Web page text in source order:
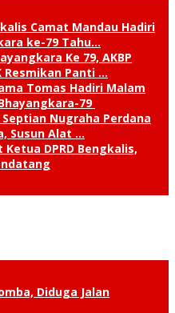
Camat Mandau Hadiri
ke-79 Tahu…
Ke 79, AKBP
Resmikan Panti …
Tomas Hadiri Malam
79
Nugraha Perdana
Susun Alat …
DPRD Bengkalis,
Diduga Jalan